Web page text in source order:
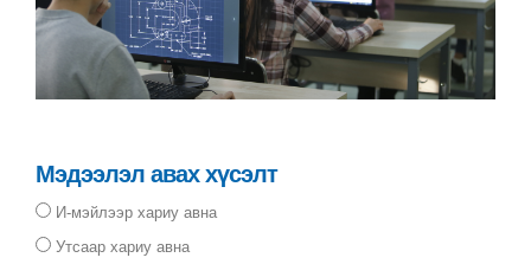
Мэдээлэл авах хүсэлт
И-мэйлээр хариу авна
Утсаар хариу авна